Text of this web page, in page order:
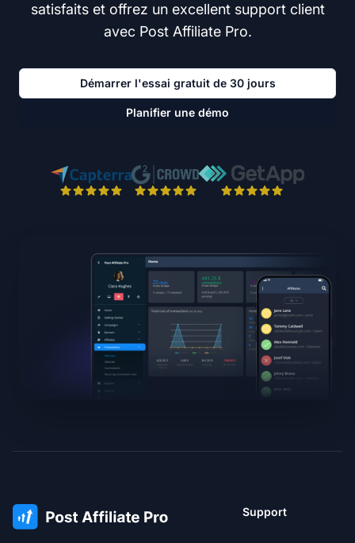
satisfaits et offrez un excellent support client
avec Post Affiliate Pro.
Démarrer l'essai gratuit de 30 jours
Planifier une démo
Support